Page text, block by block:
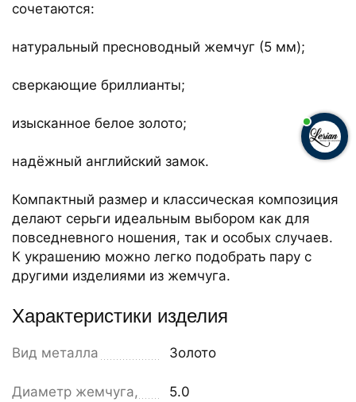
сочетаются:
натуральный пресноводный жемчуг (5 мм);
сверкающие бриллианты;
изысканное белое золото;
надёжный английский замок.
Компактный размер и классическая композиция
делают серьги идеальным выбором как для
повседневного ношения, так и особых случаев.
К украшению можно легко подобрать пару с
другими изделиями из жемчуга.
Характеристики изделия
Вид металла Золото
Диаметр жемчуга,
5.0